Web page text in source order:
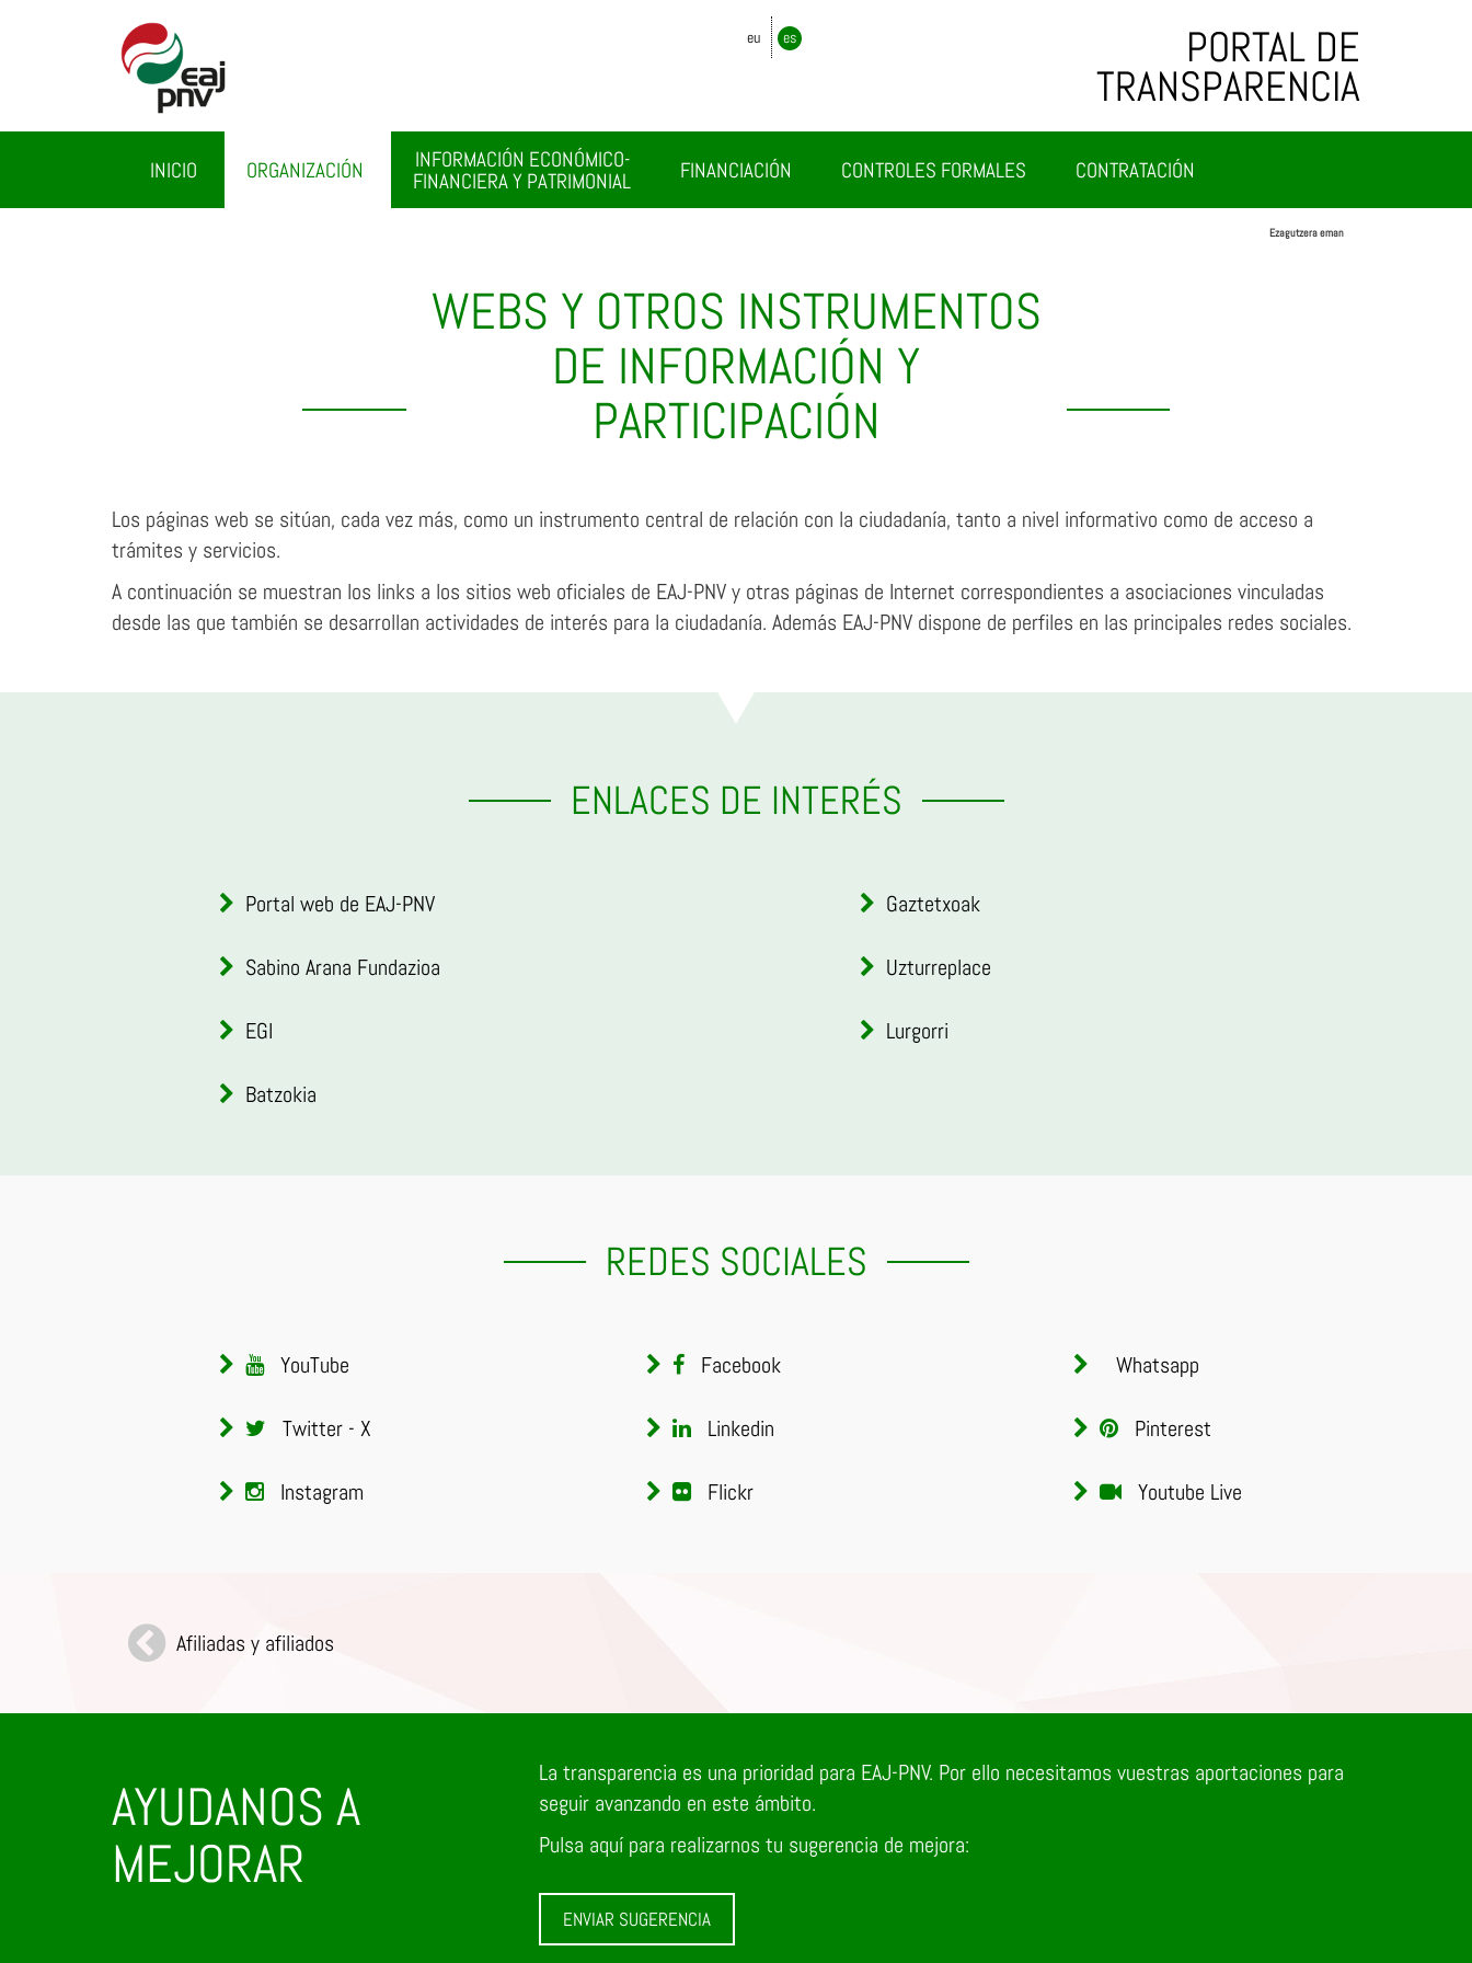
eu es PORTAL DE
TRANSPARENCIA
INICIO ORGANIZACIÓN
INFORMACIÓN ECONÓMICO-
FINANCIERA Y PATRIMONIAL
FINANCIACIÓN CONTROLES FORMALES CONTRATACIÓN
Ezagutzera eman
WEBS Y OTROS INSTRUMENTOS
DE INFORMACIÓN Y
PARTICIPACIÓN
Los páginas web se sitúan, cada vez más, como un instrumento central de relación con la ciudadanía, tanto a nivel informativo como de acceso a
trámites y servicios.
A continuación se muestran los links a los sitios web oficiales de EAJ-PNV y otras páginas de Internet correspondientes a asociaciones vinculadas
desde las que también se desarrollan actividades de interés para la ciudadanía. Además EAJ-PNV dispone de perfiles en las principales redes sociales.
ENLACES DE INTERÉS
Portal web de EAJ-PNV
Sabino Arana Fundazioa
EGI
Batzokia
Gaztetxoak
Uzturreplace
Lurgorri
REDES SOCIALES
YouTube
Twitter - X
Instagram
Facebook
Linkedin
Flickr
Whatsapp
Pinterest
Youtube Live
Afiliadas y afiliados
AYUDANOS A
MEJORAR
La transparencia es una prioridad para EAJ-PNV. Por ello necesitamos vuestras aportaciones para
seguir avanzando en este ámbito.
Pulsa aquí para realizarnos tu sugerencia de mejora:
ENVIAR SUGERENCIA